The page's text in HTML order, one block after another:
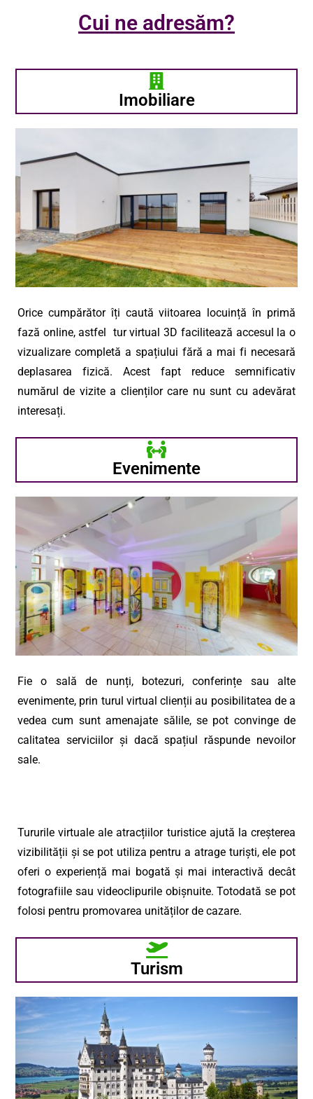
Cui ne adresăm?
Imobiliare
Orice cumpărător îți caută viitoarea locuință în primă
fază online, astfel tur virtual 3D facilitează accesul la o
vizualizare completă a spațiului fără a mai fi necesară
deplasarea fizică. Acest fapt reduce semnificativ
numărul de vizite a clienților care nu sunt cu adevărat
interesați.
Evenimente
Fie o sală de nunți, botezuri, conferințe sau alte
evenimente, prin turul virtual clienții au posibilitatea de a
vedea cum sunt amenajate sălile, se pot convinge de
calitatea serviciilor și dacă spațiul răspunde nevoilor
sale.
Tururile virtuale ale atracțiilor turistice ajută la creșterea
vizibilității și se pot utiliza pentru a atrage turiști, ele pot
oferi o experiență mai bogată și mai interactivă decât
fotografiile sau videoclipurile obișnuite. Totodată se pot
folosi pentru promovarea unităților de cazare.
Turism